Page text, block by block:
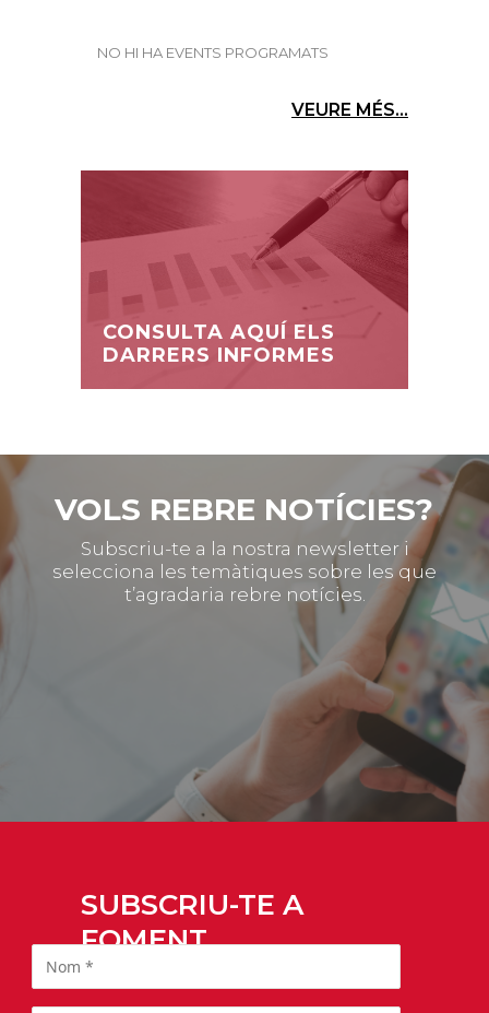
NO HI HA EVENTS PROGRAMATS
VEURE MÉS...
CONSULTA AQUÍ ELS
DARRERS INFORMES
VOLS REBRE NOTÍCIES?
Subscriu-te a la nostra newsletter i
selecciona les temàtiques sobre les que
t’agradaria rebre notícies.
SUBSCRIU-TE A
FOMENT